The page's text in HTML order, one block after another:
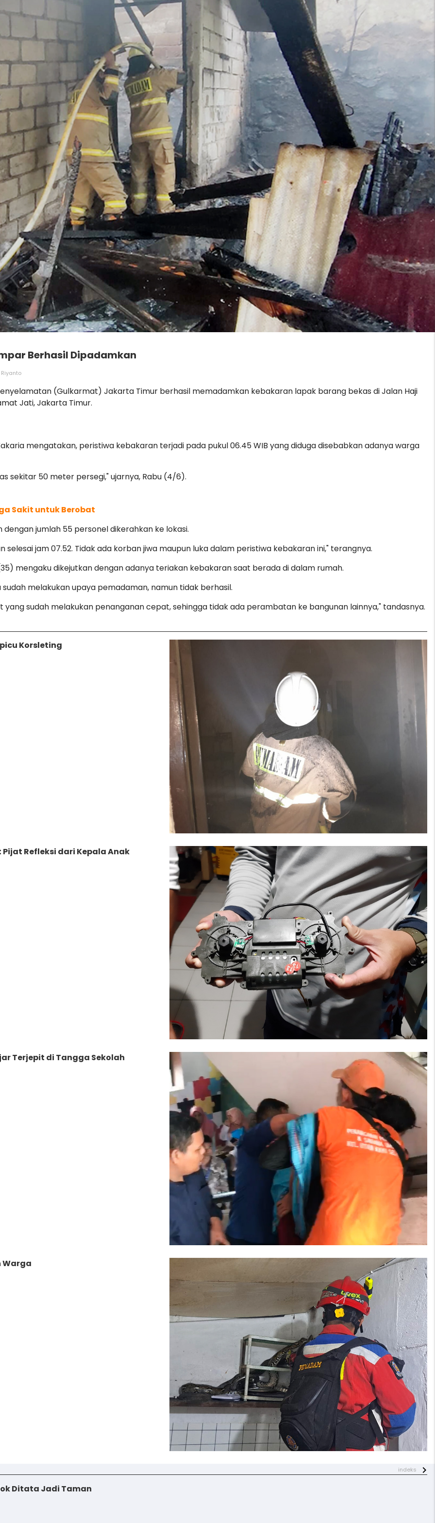
Berhasil Dipadamkan
Riyanto
(Gulkarmat) Jakarta Timur berhasil memadamkan kebakaran lapak barang bekas di Jalan Haji
Jati, Jakarta Timur.
mengatakan, peristiwa kebakaran terjadi pada pukul 06.45 WIB yang diduga disebabkan adanya warga
sekitar 50 meter persegi," ujarnya, Rabu (4/6).
Sakit untuk Berobat
jumlah 55 personel dikerahkan ke lokasi.
selesai jam 07.52. Tidak ada korban jiwa maupun luka dalam peristiwa kebakaran ini," terangnya.
mengaku dikejutkan dengan adanya teriakan kebakaran saat berada di dalam rumah.
melakukan upaya pemadaman, namun tidak berhasil.
sudah melakukan penanganan cepat, sehingga tidak ada perambatan ke bangunan lainnya," tandasnya.
Korsleting
Refleksi dari Kepala Anak
Terjepit di Tangga Sekolah
Warga
indeks
Ditata Jadi Taman